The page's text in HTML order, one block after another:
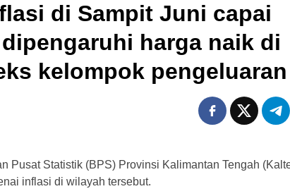
di Sampit Juni capai
harga naik di
kelompok pengeluaran
Pusat Statistik (BPS) Provinsi Kalimantan Tengah
inflasi di wilayah tersebut.